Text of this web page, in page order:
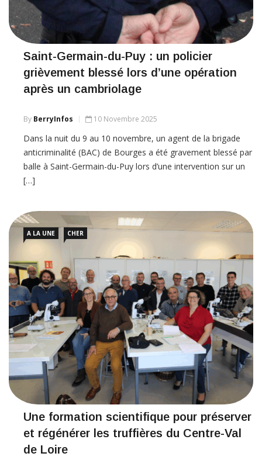
Saint-Germain-du-Puy : un policier
grièvement blessé lors d’une opération
après un cambriolage
By BerryInfos 10 Novembre 2025
Dans la nuit du 9 au 10 novembre, un agent de la brigade
anticriminalité (BAC) de Bourges a été gravement blessé par
balle à Saint-Germain-du-Puy lors d’une intervention sur un
[…]
A LA UNE CHER
Une formation scientifique pour préserver
et régénérer les truffières du Centre-Val
de Loire